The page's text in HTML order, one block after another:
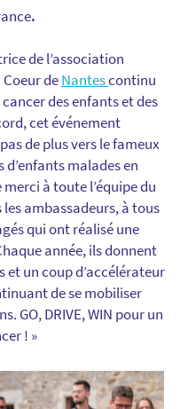
.
de l’association
deNantescontinu
des enfants et des
cet événement
de plus vers le fameux
malades en
à toute l’équipe du
ambassadeurs, à tous
qui ont réalisé une
année, ils donnent
un coup d’accélérateur
de se mobiliser
GO, DRIVE, WIN pour un
! »